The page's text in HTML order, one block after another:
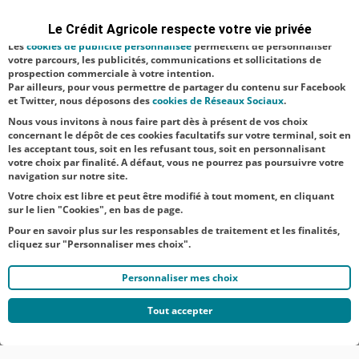
« Focaccia » en 2022, puis en 2023, Super
champion de la World Cup de la pizza,
compé...
4 5 6 7 8 9 10 ... 121
Le Crédit Agricole respecte votre vie privée
satisfaction facultatifs.
Lescookies de publicité personnalisée permettent de personnaliser
votre parcours, les publicités, communications et sollicitations de
prospection commerciale à votre intention.
Par ailleurs, pour vous permettre de partager du contenu sur Facebook
et Twitter, nous déposons descookies de Réseaux Sociaux.
Nous vous invitons à nous faire part dès à présent de vos choix
concernant le dépôt de ces cookies facultatifs sur votre terminal, soit en
les acceptant tous, soit en les refusant tous, soit en personnalisant
votre choix par finalité. A défaut, vous ne pourrez pas poursuivre votre
navigation sur notre site.
Votre choix est libre et peut être modifié à tout moment, en cliquant
sur le lien "Cookies", en bas de page.
Pour en savoir plus sur les responsables de traitement et les finalités,
cliquez sur "Personnaliser mes choix".
Personnaliser mes choix
Tout accepter